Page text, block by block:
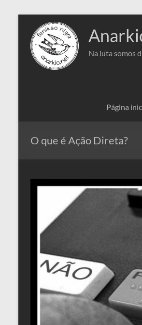
conteúdo
Na luta somos
Página
O que é Ação Direta?